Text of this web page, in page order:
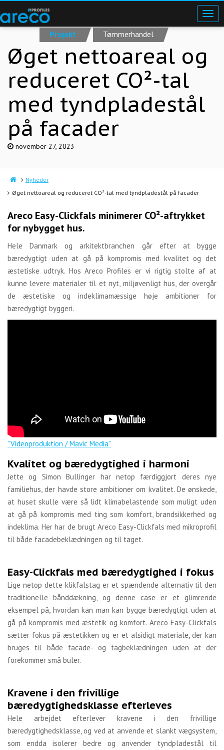
Projekt Tømmerhandel
Øget nettoareal og
reduceret CO²-tal
med tyndpladestål
på facader
november 27, 2023
Nyheder
Øget nettoareal og reduceret CO²-tal med tyndpladestål på facader
Areco Easy-Clickfals minimerer CO²-aftrykket
for nybygget hus.
Hele Danmark og arkitektbranchen går efter at bygge
bæredygtigt uden at gå på kompromis med kvalitet og det
æstetiske udtryk. Hos Areco Profiles er vi rigtig stolte af at
kunne levere materialer til et nyt, miljøvenligt hus, der overgår
de æstetiske og indeklimamæssige høje ambitioner for
bæredygtigt byggeri.
"Videoproduktion / Mavic Media"
Kvalitet og bæredygtighed i harmoni
Jette og Simon Bullinger har netop færdiggjort deres nye
familiehus, der havde store ambitioner om kvalitet. De ønskede,
at huset skulle være så lidt klimabelastende som muligt uden
at gå på kompromis med ting som komfort, brandsikkerhed og
indeklima. Her har de brugt Areco Easy-Clickfals med mikroprofil
til både facadebeklædningen og til taget.
Easy-Clickfals med bæredygtighed i fokus
Lige netop dette klikfalstag er et spændende alternativ til den
traditionelle bånddækning, og denne case er et glimrende
eksempel på, hvordan kan man kan bygge bæredygtigt uden at
gå på kompromis med æstetik og komfort. Areco Easy-Clickfals
sætter fokus på æstetikken og er et alsidigt materiale, der kan
bruges til både facade- og tagbeklædningen uden at der
forekommer små buler.
Kravene i den frivillige
bæredygtighedsklasse efterleves
Hele arbejdet efterlever kravene i den frivillige
bæredygtighedsklasse, og ved at anvende et slankt vægsystem,
som endda isolerer bedre og anvender tyndpladestål til